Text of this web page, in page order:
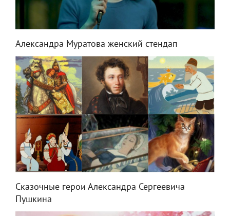
Александра Муратова женский стендап
Сказочные герои Александра Сергеевича
Пушкина